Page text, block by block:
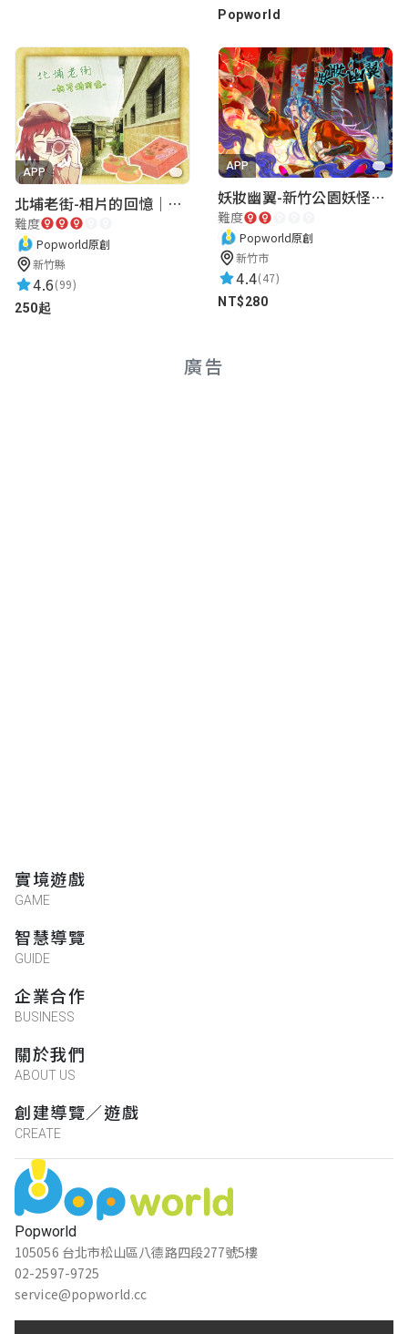
Popworld
APP
北埔老街-相片的回憶｜新竹老街城市解謎
難度
Popworld原創
新竹縣
4.6(99)
250起
APP
妖妝幽翼-新竹公園妖怪懸疑事件
難度
Popworld原創
新竹市
4.4(47)
NT$280
廣告
Popworld
105056 台北市松山區八德路四段277號5樓
02-2597-9725
service@popworld.cc
實境遊戲
GAME
智慧導覽
GUIDE
企業合作
BUSINESS
關於我們
ABOUT US
創建導覽／遊戲
CREATE